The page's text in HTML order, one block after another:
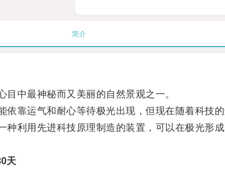
简介
中最神秘而又美丽的自然景观之一。
靠运气和耐心等待极光出现，但现在随着科技的
利用先进科技原理制造的装置，可以在极光形成
天